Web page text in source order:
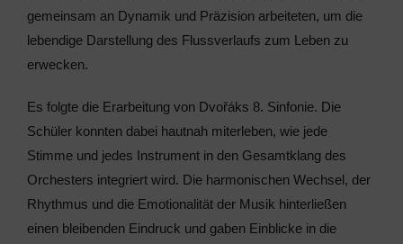
gemeinsam an Dynamik und Präzision arbeiteten, um die
lebendige Darstellung des Flussverlaufs zum Leben zu
erwecken.
Es folgte die Erarbeitung von Dvořáks 8. Sinfonie. Die
Schüler konnten dabei hautnah miterleben, wie jede
Stimme und jedes Instrument in den Gesamtklang des
Orchesters integriert wird. Die harmonischen Wechsel, der
Rhythmus und die Emotionalität der Musik hinterließen
einen bleibenden Eindruck und gaben Einblicke in die